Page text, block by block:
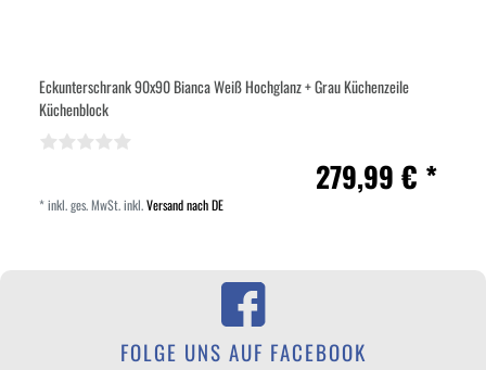
Eckunterschrank 90x90 Bianca Weiß Hochglanz + Grau Küchenzeile
Küchenblock
279,99 € *
*inkl. ges. MwSt.inkl.Versand nach DE
FOLGE UNS AUF FACEBOOK